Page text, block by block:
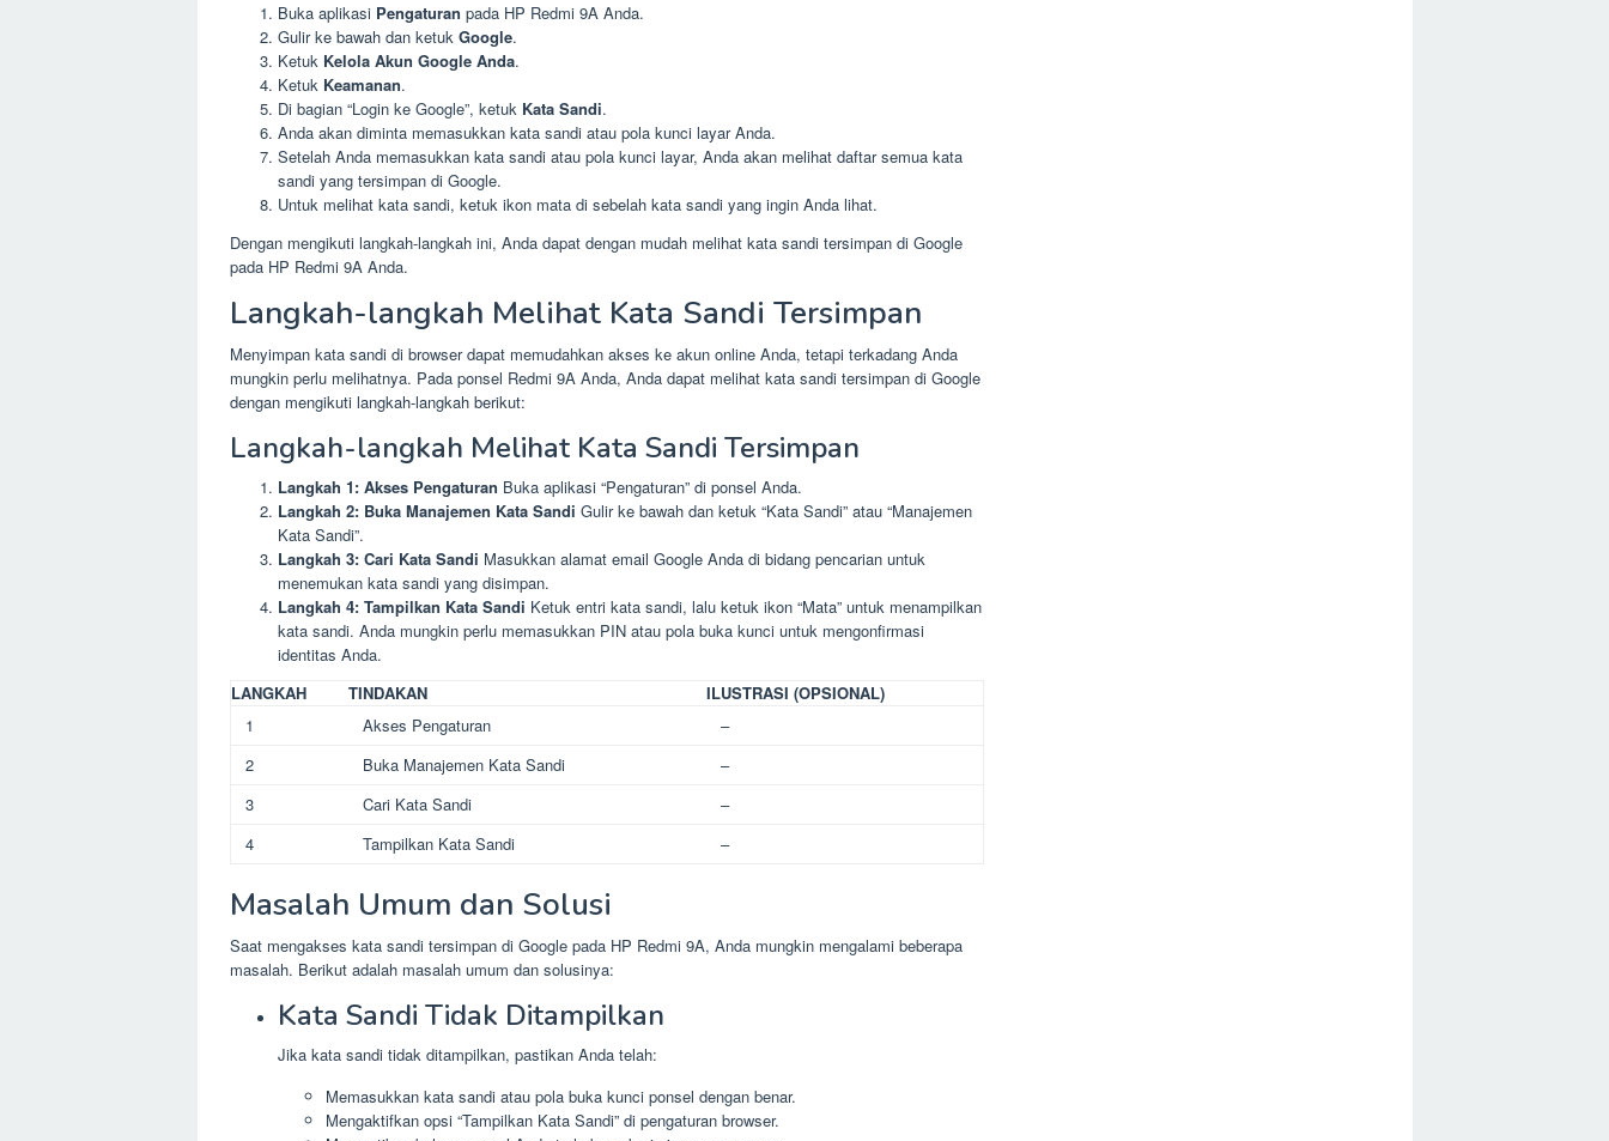
Buka aplikasi Pengaturan pada HP Redmi 9A Anda.
Gulir ke bawah dan ketuk Google.
Ketuk Kelola Akun Google Anda.
Ketuk Keamanan.
Di bagian “Login ke Google”, ketuk Kata Sandi.
Anda akan diminta memasukkan kata sandi atau pola kunci layar Anda.
Setelah Anda memasukkan kata sandi atau pola kunci layar, Anda akan melihat daftar semua kata
sandi yang tersimpan di Google.
Untuk melihat kata sandi, ketuk ikon mata di sebelah kata sandi yang ingin Anda lihat.
Dengan mengikuti langkah-langkah ini, Anda dapat dengan mudah melihat kata sandi tersimpan di Google
pada HP Redmi 9A Anda.
Langkah-langkah Melihat Kata Sandi Tersimpan
Menyimpan kata sandi di browser dapat memudahkan akses ke akun online Anda, tetapi terkadang Anda
mungkin perlu melihatnya. Pada ponsel Redmi 9A Anda, Anda dapat melihat kata sandi tersimpan di Google
dengan mengikuti langkah-langkah berikut:
Langkah-langkah Melihat Kata Sandi Tersimpan
Langkah 1: Akses Pengaturan Buka aplikasi “Pengaturan” di ponsel Anda.
Langkah 2: Buka Manajemen Kata Sandi Gulir ke bawah dan ketuk “Kata Sandi” atau “Manajemen
Kata Sandi”.
Langkah 3: Cari Kata Sandi Masukkan alamat email Google Anda di bidang pencarian untuk
menemukan kata sandi yang disimpan.
Langkah 4: Tampilkan Kata Sandi Ketuk entri kata sandi, lalu ketuk ikon “Mata” untuk menampilkan
kata sandi. Anda mungkin perlu memasukkan PIN atau pola buka kunci untuk mengonfirmasi
identitas Anda.
LANGKAH
TINDAKAN
ILUSTRASI (OPSIONAL)
1
Akses Pengaturan
–
2
Buka Manajemen Kata Sandi
–
3
Cari Kata Sandi
–
4
Tampilkan Kata Sandi –
Masalah Umum dan Solusi
Saat mengakses kata sandi tersimpan di Google pada HP Redmi 9A, Anda mungkin mengalami beberapa
masalah. Berikut adalah masalah umum dan solusinya:
Kata Sandi Tidak Ditampilkan
Jika kata sandi tidak ditampilkan, pastikan Anda telah:
Memasukkan kata sandi atau pola buka kunci ponsel dengan benar.
Mengaktifkan opsi “Tampilkan Kata Sandi” di pengaturan browser.